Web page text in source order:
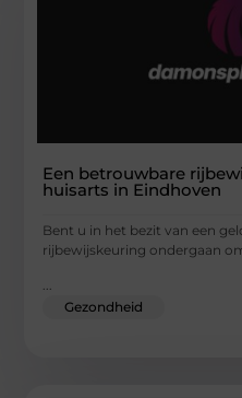
Een betrouwbare
huisarts in Eindhoven
Bent u in het bezit van een
rijbewijskeuring ondergaan
...
Gezondheid